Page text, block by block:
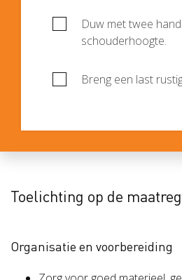
Duw met twee
schouderhoogte.
Breng een last
Toelichting op de
Organisatie en voorbereiding